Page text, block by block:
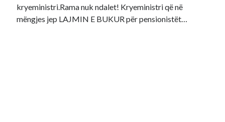
kryeministri.Rama nuk ndalet! Kryeministri që në
mëngjes jep LAJMIN E BUKUR për pensionistët…